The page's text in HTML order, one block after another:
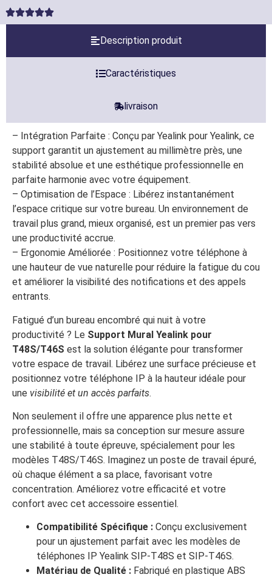
Description produit
Caractéristiques
livraison
– Intégration Parfaite : Conçu par Yealink pour Yealink, ce
support garantit un ajustement au millimètre près, une
stabilité absolue et une esthétique professionnelle en
parfaite harmonie avec votre équipement.
– Optimisation de l’Espace : Libérez instantanément
l’espace critique sur votre bureau. Un environnement de
travail plus grand, mieux organisé, est un premier pas vers
une productivité accrue.
– Ergonomie Améliorée : Positionnez votre téléphone à
une hauteur de vue naturelle pour réduire la fatigue du cou
et améliorer la visibilité des notifications et des appels
entrants.
Fatigué d’un bureau encombré qui nuit à votre
productivité ? Le Support Mural Yealink pour
T48S/T46S est la solution élégante pour transformer
votre espace de travail. Libérez une surface précieuse et
positionnez votre téléphone IP à la hauteur idéale pour
une visibilité et un accès parfaits.
Non seulement il offre une apparence plus nette et
professionnelle, mais sa conception sur mesure assure
une stabilité à toute épreuve, spécialement pour les
modèles T48S/T46S. Imaginez un poste de travail épuré,
où chaque élément a sa place, favorisant votre
concentration. Améliorez votre efficacité et votre
confort avec cet accessoire essentiel.
Compatibilité Spécifique : Conçu exclusivement
pour un ajustement parfait avec les modèles de
téléphones IP Yealink SIP-T48S et SIP-T46S.
Matériau de Qualité : Fabriqué en plastique ABS